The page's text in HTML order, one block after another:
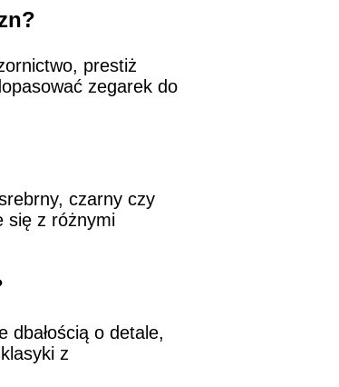
prestiż
zegarek do
czarny czy
się z różnymi
o detale,
z